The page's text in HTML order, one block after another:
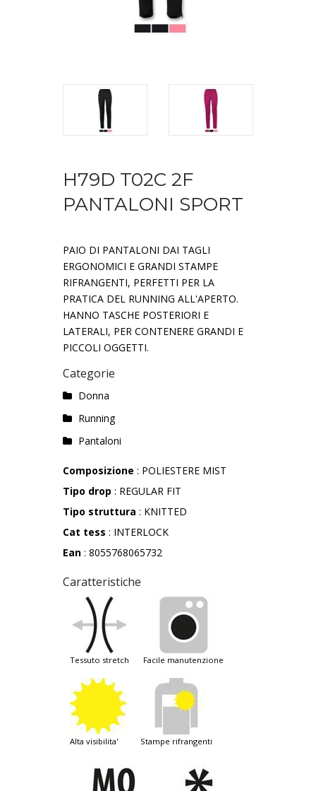
H79D T02C 2F
PANTALONI SPORT
PAIO DI PANTALONI DAI TAGLI
ERGONOMICI E GRANDI STAMPE
RIFRANGENTI, PERFETTI PER LA
PRATICA DEL RUNNING ALL'APERTO.
HANNO TASCHE POSTERIORI E
LATERALI, PER CONTENERE GRANDI E
PICCOLI OGGETTI.
Categorie
Donna
Running
Pantaloni
Composizione : POLIESTERE MIST
Tipo drop : REGULAR FIT
Tipo struttura : KNITTED
Cat tess : INTERLOCK
Ean : 8055768065732
Caratteristiche
tessuto stretch facile manutenzione
alta visibilita' stampe rifrangenti